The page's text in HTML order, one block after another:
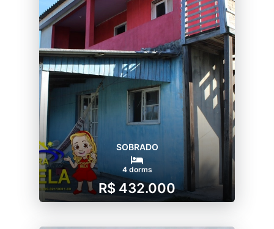
SOBRADO
4 dorms
R$ 432.000